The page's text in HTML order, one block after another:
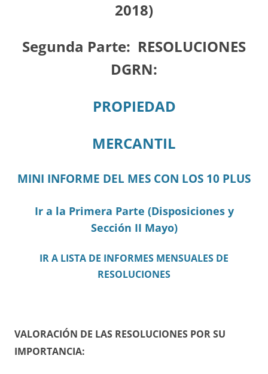
2018)
Segunda Parte: RESOLUCIONES
DGRN:
PROPIEDAD
MERCANTIL
MINI INFORME DEL MES CON LOS 10 PLUS
Ir a la Primera Parte (Disposiciones y
Sección II Mayo)
IR A LISTA DE INFORMES MENSUALES DE
RESOLUCIONES
VALORACIÓN DE LAS RESOLUCIONES POR SU
IMPORTANCIA: